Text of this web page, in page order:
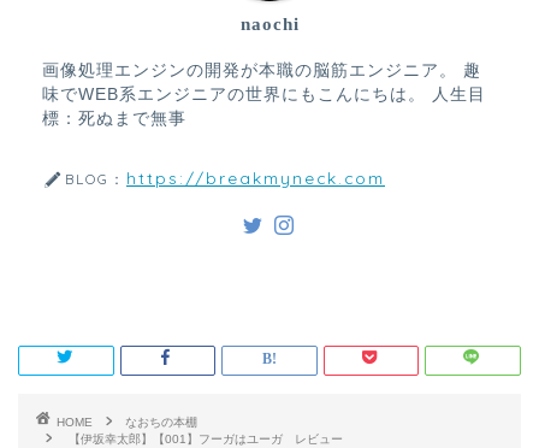
naochi
画像処理エンジンの開発が本職の脳筋エンジニア。 趣
味でWEB系エンジニアの世界にもこんにちは。 人生目
標：死ぬまで無事
BLOG： https://breakmyneck.com
HOME
なおちの本棚
【伊坂幸太郎】【001】フーガはユーガ レビュー